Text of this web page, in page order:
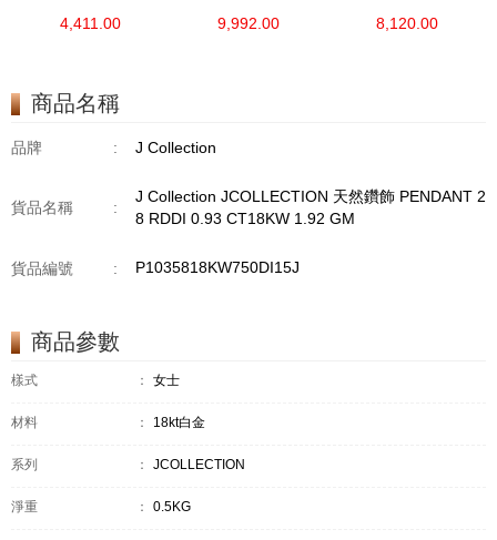
RDDI 0.48 CT18KR
4,411.00
RDDI 1.34 CT18KW
9,992.00
W/DIAMOND 7
8,120.00
商品名稱
品牌 : J Collection
貨品名稱 :
J Collection JCOLLECTION 天然鑽飾 PENDANT 2
8 RDDI 0.93 CT18KW 1.92 GM
貨品編號 : P1035818KW750DI15J
商品參數
樣式 ： 女士
材料 ： 18kt白金
系列 ： JCOLLECTION
淨重 ： 0.5KG